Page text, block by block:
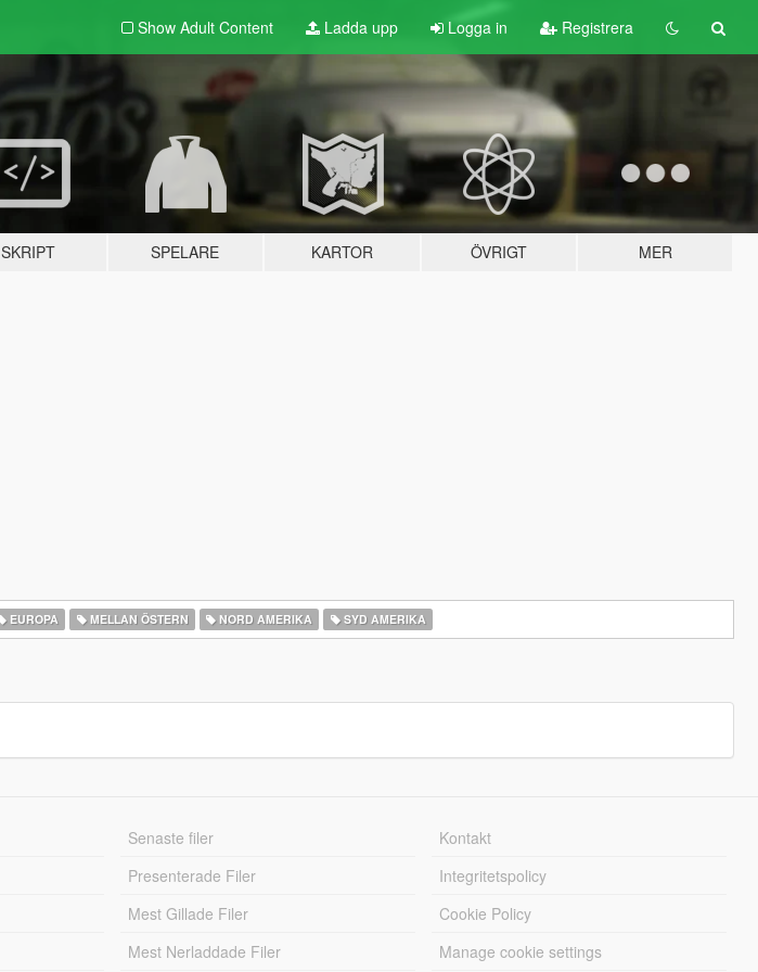
Show Adult Content Ladda upp Logga in Registrera
SKRIPT SPELARE KARTOR ÖVRIGT MER
EUROPA MELLAN ÖSTERN NORD AMERIKA SYD AMERIKA
Senaste filer
Presenterade Filer
Mest Gillade Filer
Mest Nerladdade Filer
Kontakt
Integritetspolicy
Cookie Policy
Manage cookie settings